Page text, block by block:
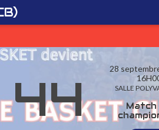
28
SALLE
Match
44